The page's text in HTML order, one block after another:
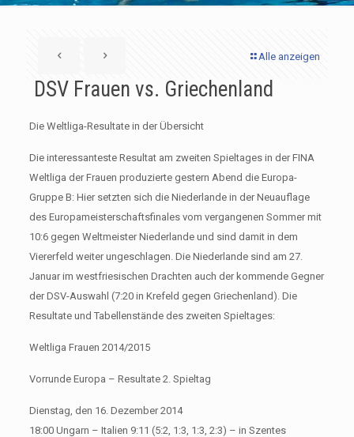
Alle anzeigen
DSV Frauen vs. Griechenland
Die Weltliga-Resultate in der Übersicht
Die interessanteste Resultat am zweiten Spieltages in der FINA
Weltliga der Frauen produzierte gestern Abend die Europa-
Gruppe B: Hier setzten sich die Niederlande in der Neuauflage
des Europameisterschaftsfinales vom vergangenen Sommer mit
10:6 gegen Weltmeister Niederlande und sind damit in dem
Viererfeld weiter ungeschlagen. Die Niederlande sind am 27.
Januar im westfriesischen Drachten auch der kommende Gegner
der DSV-Auswahl (7:20 in Krefeld gegen Griechenland). Die
Resultate und Tabellenstände des zweiten Spieltages:
Weltliga Frauen 2014/2015
Vorrunde Europa – Resultate 2. Spieltag
Dienstag, den 16. Dezember 2014
18:00 Ungarn – Italien 9:11 (5:2, 1:3, 1:3, 2:3) – in Szentes